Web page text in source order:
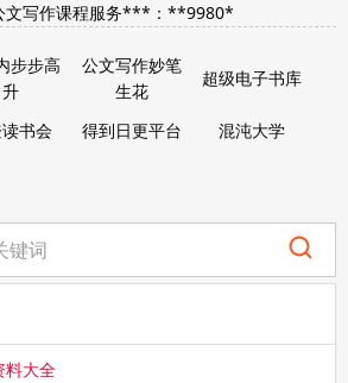
文写作课程服务***：**9980*
步步高
升
公文写作妙笔
生花
超级电子书库
书会 得到日更平台
混沌大学
料大全